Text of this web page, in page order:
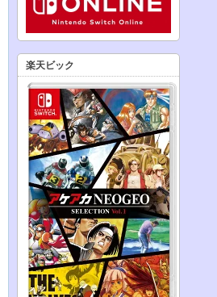
楽天ビック